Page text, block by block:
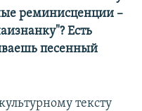
реминисценции –
Есть
песенный
тексту